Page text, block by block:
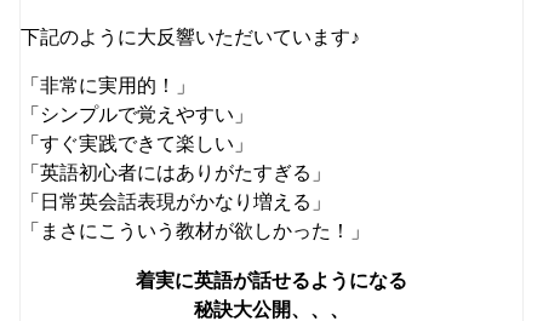
下記のように大反響いただいています♪
「非常に実用的！」
「シンプルで覚えやすい」
「すぐ実践できて楽しい」
「英語初心者にはありがたすぎる」
「日常英会話表現がかなり増える」
「まさにこういう教材が欲しかった！」
着実に英語が話せるようになる
秘訣大公開、、、